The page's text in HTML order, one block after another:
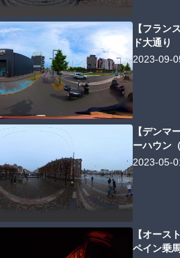
【フラ
ド大通り
2023-09-
【デンマ
ーハウン
2023-05-
【オー
ペイン乗